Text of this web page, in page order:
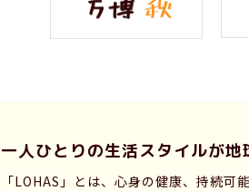
一人ひとりの生活スタイルが地
「LOHAS」とは、心身の健康、持続